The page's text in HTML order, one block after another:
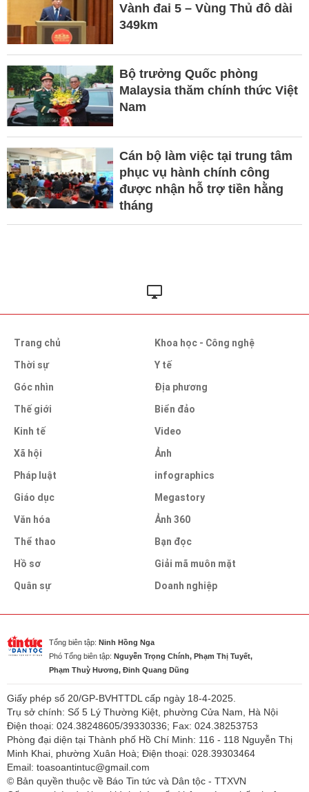
Vành đai 5 – Vùng Thủ đô dài
349km
Bộ trưởng Quốc phòng
Malaysia thăm chính thức Việt
Nam
Cán bộ làm việc tại trung tâm
phục vụ hành chính công
được nhận hỗ trợ tiền hằng
tháng
Trang chủ
Thời sự
Góc nhìn
Thế giới
Kinh tế
Xã hội
Pháp luật
Giáo dục
Văn hóa
Thể thao
Hồ sơ
Quân sự
Khoa học - Công nghệ
Y tế
Địa phương
Biển đảo
Video
Ảnh
infographics
Megastory
Ảnh 360
Bạn đọc
Giải mã muôn mặt
Doanh nghiệp
Tổng biên tập: Ninh Hồng Nga
Phó Tổng biên tập: Nguyễn Trọng Chính, Phạm Thị Tuyết,
Phạm Thuỳ Hương, Đinh Quang Dũng
Giấy phép số 20/GP-BVHTTDL cấp ngày 18-4-2025.
Trụ sở chính: Số 5 Lý Thường Kiệt, phường Cửa Nam, Hà Nội
Điện thoại: 024.38248605/39330336; Fax: 024.38253753
Phòng đại diện tại Thành phố Hồ Chí Minh: 116 - 118 Nguyễn Thị
Minh Khai, phường Xuân Hoà; Điện thoại: 028.39303464
Email: toasoantintuc@gmail.com
© Bản quyền thuộc về Báo Tin tức và Dân tộc - TTXVN